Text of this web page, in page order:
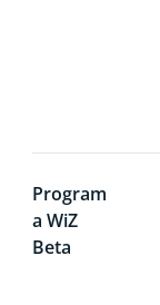
Program
a WiZ
Beta